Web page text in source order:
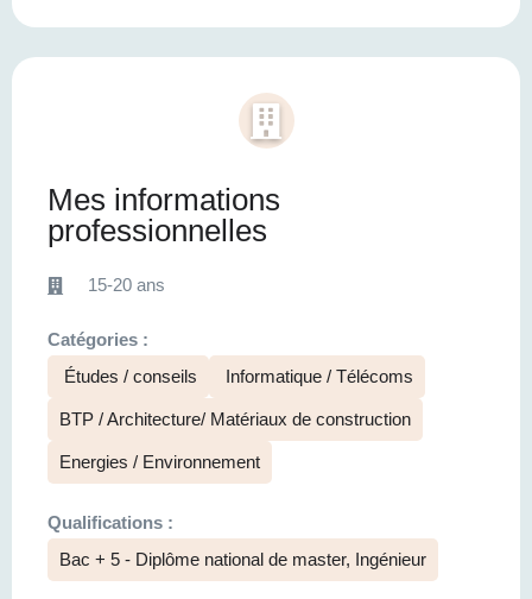
Mes informations
professionnelles
15-20 ans
Catégories :
Études / conseils
Informatique / Télécoms
BTP / Architecture/ Matériaux de construction
Energies / Environnement
Qualifications :
Bac + 5 - Diplôme national de master, Ingénieur